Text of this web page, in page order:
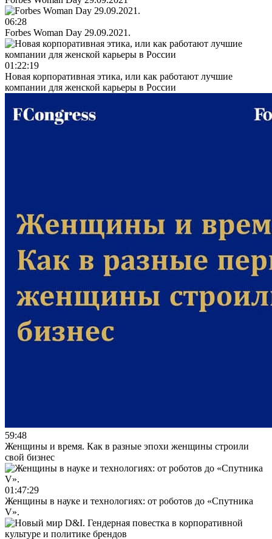
06:28
Forbes Woman Day 29.09.2021.
01:22:19
Новая корпоративная этика, или как работают лучшие
компании для женской карьеры в России
59:48
Женщины и время. Как в разные эпохи женщины строили
свой бизнес
01:47:29
Женщины в науке и технологиях: от роботов до «Спутника
V».